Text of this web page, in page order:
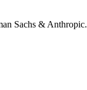
Sachs & Anthropic.